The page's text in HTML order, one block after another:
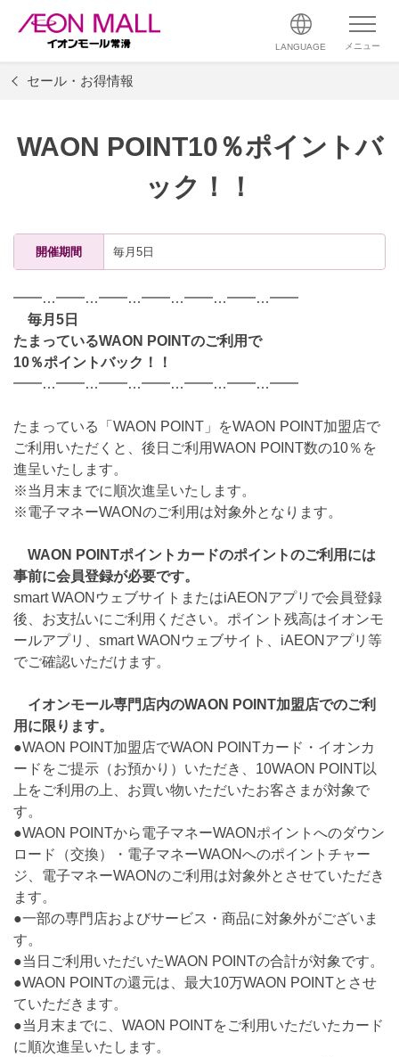
LANGUAGE メニュー
セール・お得情報
WAON POINT10％ポイントバ
ック！！
開催期間 毎月5日
━━…━━…━━…━━…━━…━━…━━
毎月5日
たまっているWAON POINTのご利用で
10％ポイントバック！！
━━…━━…━━…━━…━━…━━…━━
たまっている「WAON POINT」をWAON POINT加盟店で
ご利用いただくと、後日ご利用WAON POINT数の10％を
進呈いたします。
※当月末までに順次進呈いたします。
※電子マネーWAONのご利用は対象外となります。
WAON POINTポイントカードのポイントのご利用には
事前に会員登録が必要です。
smart WAONウェブサイトまたはiAEONアプリで会員登録
後、お支払いにご利用ください。ポイント残高はイオンモ
ールアプリ、smart WAONウェブサイト、iAEONアプリ等
でご確認いただけます。
イオンモール専門店内のWAON POINT加盟店でのご利
用に限ります。
●WAON POINT加盟店でWAON POINTカード・イオンカ
ードをご提示（お預かり）いただき、10WAON POINT以
上をご利用の上、お買い物いただいたお客さまが対象で
す。
●WAON POINTから電子マネーWAONポイントへのダウン
ロード（交換）・電子マネーWAONへのポイントチャー
ジ、電子マネーWAONのご利用は対象外とさせていただき
ます。
●一部の専門店およびサービス・商品に対象外がございま
す。
●当日ご利用いただいたWAON POINTの合計が対象です。
●WAON POINTの還元は、最大10万WAON POINTとさせ
ていただきます。
●当月末までに、WAON POINTをご利用いただいたカード
に順次進呈いたします。